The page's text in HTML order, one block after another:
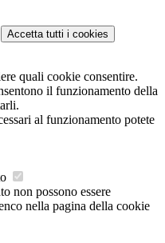
Accetta tutti i cookies
quali cookie consentire.
il funzionamento della
al funzionamento potete
non possono essere
nella pagina della cookie